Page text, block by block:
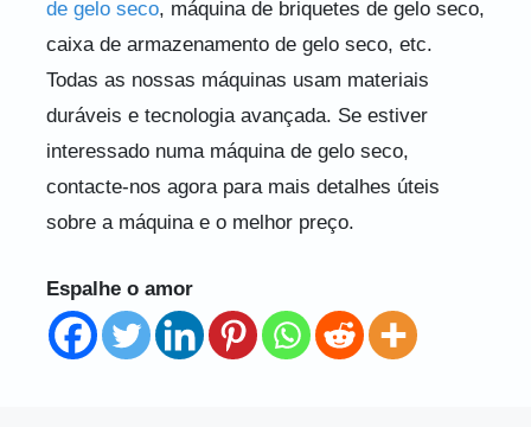
de gelo seco, máquina de briquetes de gelo seco,
caixa de armazenamento de gelo seco, etc.
Todas as nossas máquinas usam materiais
duráveis e tecnologia avançada. Se estiver
interessado numa máquina de gelo seco,
contacte-nos agora para mais detalhes úteis
sobre a máquina e o melhor preço.
Espalhe o amor